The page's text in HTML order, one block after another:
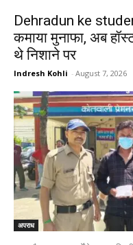
Dehradun ke
कमाया मुनाफा, अब
थे निशाने पर
Indresh Kohli - August 7, 2026
अपराध